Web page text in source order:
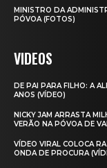
MINISTRO DA
PÓVOA (FOTOS)
VIDEOS
DE PAI PARA FILHO: A
ANOS (VÍDEO)
NICKY JAM ARRASTA
VERÃO NA PÓVOA DE
VÍDEO VIRAL COLOCA
ONDA DE PROCURA